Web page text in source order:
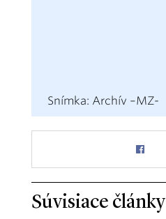
Snímka: Archív –MZ-
Súvisiace články